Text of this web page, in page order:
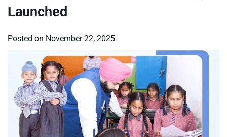
Launched
Posted on November 22, 2025